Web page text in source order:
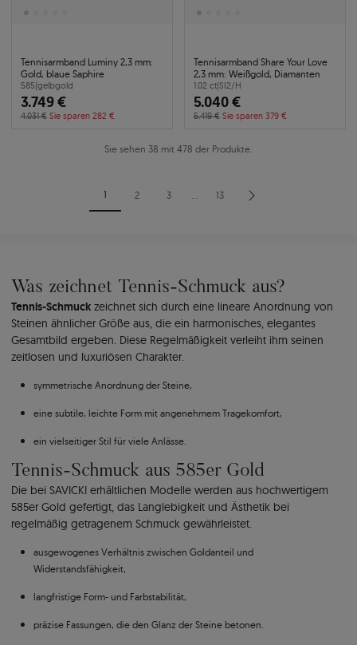
Tennisarmband Luminy 2,3 mm:
Gold, blaue Saphire
585|gelbgold
3.749 €
4.031 € Sie sparen 282 €
Tennisarmband Share Your Love
2,3 mm: Weißgold, Diamanten
1.02 ct|SI2/H
5.040 €
5.419 € Sie sparen 379 €
Sie sehen 38 mit 478 der Produkte.
1 2 3 … 13
Was zeichnet Tennis-Schmuck aus?
Tennis-Schmuck zeichnet sich durch eine lineare Anordnung von
Steinen ähnlicher Größe aus, die ein harmonisches, elegantes
Gesamtbild ergeben. Diese Regelmäßigkeit verleiht ihm seinen
zeitlosen und luxuriösen Charakter.
symmetrische Anordnung der Steine,
eine subtile, leichte Form mit angenehmem Tragekomfort,
ein vielseitiger Stil für viele Anlässe.
Tennis-Schmuck aus 585er Gold
Die bei SAVICKI erhältlichen Modelle werden aus hochwertigem
585er Gold gefertigt, das Langlebigkeit und Ästhetik bei
regelmäßig getragenem Schmuck gewährleistet.
ausgewogenes Verhältnis zwischen Goldanteil und
Widerstandsfähigkeit,
langfristige Form- und Farbstabilität,
präzise Fassungen, die den Glanz der Steine betonen.